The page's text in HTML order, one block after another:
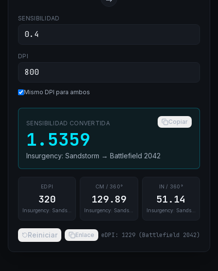
SENSIBILIDAD
DPI
Mismo DPI para ambos
SENSIBILIDAD CONVERTIDA Copiar
1.5359
Insurgency: Sandstorm → Battlefield 2042
EDPI
320
Insurgency: Sandstorm
CM / 360°
129.89
Insurgency: Sandstorm
IN / 360°
51.14
Insurgency: Sandstorm
Reiniciar Enlace eDPI : 1229 (Battlefield 2042)